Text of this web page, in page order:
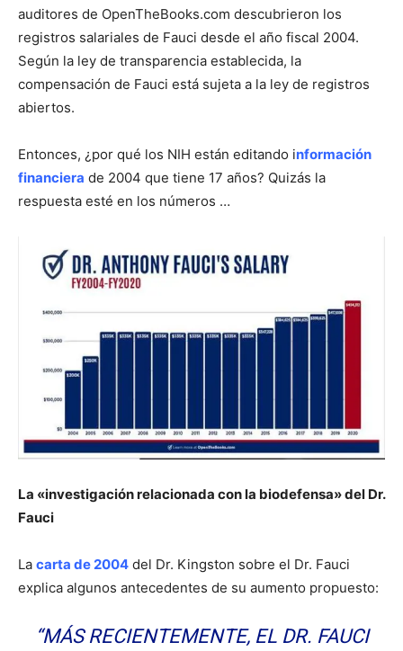
auditores de OpenTheBooks.com descubrieron los
registros salariales de Fauci desde el año fiscal 2004.
Según la ley de transparencia establecida, la
compensación de Fauci está sujeta a la ley de registros
abiertos.
Entonces, ¿por qué los NIH están editando información
financiera de 2004 que tiene 17 años? Quizás la
respuesta esté en los números …
La «investigación relacionada con la biodefensa» del Dr.
Fauci
La carta de 2004 del Dr. Kingston sobre el Dr. Fauci
explica algunos antecedentes de su aumento propuesto:
“MÁS RECIENTEMENTE, EL DR. FAUCI